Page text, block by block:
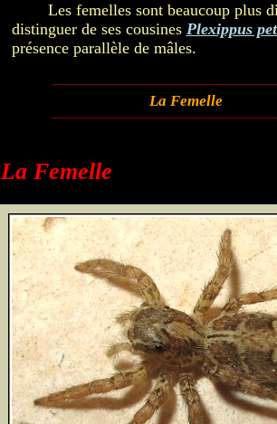
Les femelles sont beaucoup plus
distinguer de ses cousines Plexippus
présence parallèle de mâles.
La Femelle
La Femelle